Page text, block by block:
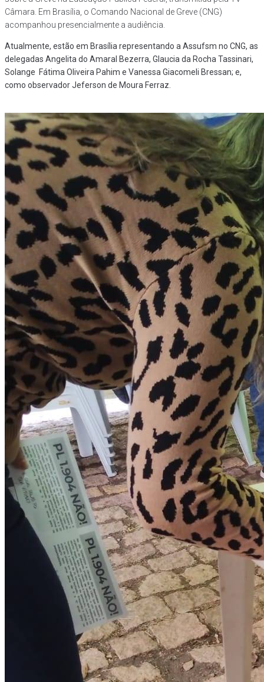
Câmara. Em Brasília, o Comando Nacional de Greve (CNG)
acompanhou presencialmente a audiência.
Atualmente, estão em Brasília representando a Assufsm no CNG, as
delegadas Angelita do Amaral Bezerra, Glaucia da Rocha Tassinari,
Solange Fátima Oliveira Pahim e Vanessa Giacomeli Bressan; e,
como observador Jeferson de Moura Ferraz.